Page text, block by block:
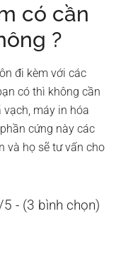
có cần
?
đi kèm với các
có thì không cần
máy in hóa
cứng này các
và họ sẽ tư vấn cho
- (3 bình chọn)